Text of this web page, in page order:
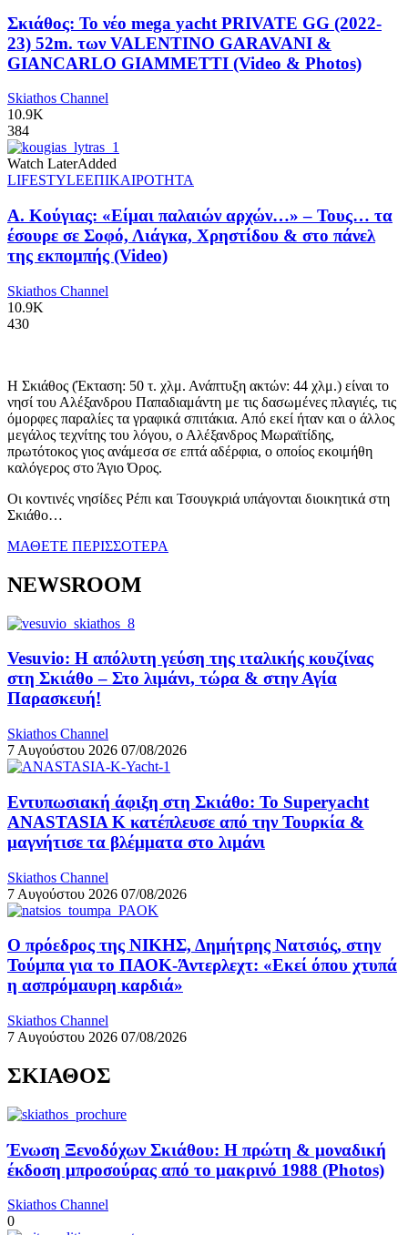
Σκιάθος: Το νέο mega yacht PRIVATE GG (2022-
23) 52m. των VALENTINO GARAVANI &
GIANCARLO GIAMMETTI (Video & Photos)
Skiathos Channel
10.9K
384
Watch LaterAdded
LIFESTYLEΕΠΙΚΑΙΡΟΤΗΤΑ
Α. Κούγιας: «Είμαι παλαιών αρχών…» – Τους… τα
έσουρε σε Σοφό, Λιάγκα, Χρηστίδου & στο πάνελ
της εκπομπής (Video)
Skiathos Channel
10.9K
430
Η Σκιάθος (Έκταση: 50 τ. χλμ. Ανάπτυξη ακτών: 44 χλμ.) είναι το
νησί του Αλέξανδρου Παπαδιαμάντη με τις δασωμένες πλαγιές, τις
όμορφες παραλίες τα γραφικά σπιτάκια. Από εκεί ήταν και ο άλλος
μεγάλος τεχνίτης του λόγου, ο Αλέξανδρος Μωραϊτίδης,
πρωτότοκος γιος ανάμεσα σε επτά αδέρφια, ο οποίος εκοιμήθη
καλόγερος στο Άγιο Όρος.
Οι κοντινές νησίδες Ρέπι και Τσουγκριά υπάγονται διοικητικά στη
Σκιάθο…
ΜΑΘΕΤΕ ΠΕΡΙΣΣΟΤΕΡΑ
NEWSROOM
Vesuvio: Η απόλυτη γεύση της ιταλικής κουζίνας
στη Σκιάθο – Στο λιμάνι, τώρα & στην Αγία
Παρασκευή!
Skiathos Channel
7 Αυγούστου 2026 07/08/2026
Εντυπωσιακή άφιξη στη Σκιάθο: Το Superyacht
ANASTASIA K κατέπλευσε από την Τουρκία &
μαγνήτισε τα βλέμματα στο λιμάνι
Skiathos Channel
7 Αυγούστου 2026 07/08/2026
Ο πρόεδρος της ΝΙΚΗΣ, Δημήτρης Νατσιός, στην
Τούμπα για το ΠΑΟΚ-Άντερλεχτ: «Εκεί όπου χτυπά
η ασπρόμαυρη καρδιά»
Skiathos Channel
7 Αυγούστου 2026 07/08/2026
ΣΚΙΑΘΟΣ
Ένωση Ξενοδόχων Σκιάθου: Η πρώτη & μοναδική
έκδοση μπροσούρας από το μακρινό 1988 (Photos)
Skiathos Channel
0